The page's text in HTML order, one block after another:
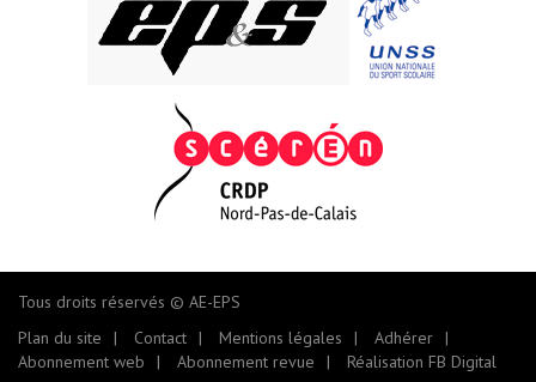
Tous droits réservés © AE-EPS
Plan du site
Contact Mentions légales
Adhérer
Abonnement web
Abonnement revue Réalisation FB Digital